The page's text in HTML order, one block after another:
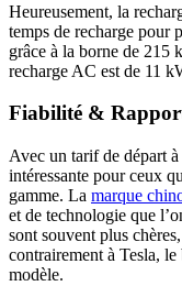
Heureusement, la
temps de recharge pour
grâce à la borne de 215
recharge AC est de 11
Fiabilité &
Avec un tarif de départ
intéressante pour ceux
gamme. La marque
et de technologie que
sont souvent plus
contrairement à Tesla,
modèle.